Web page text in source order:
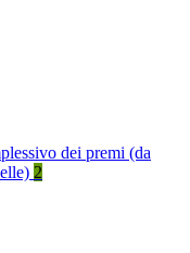
dei premi (da
2